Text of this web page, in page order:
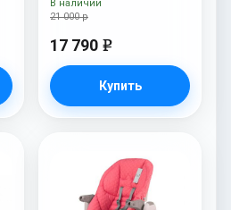
21 000 р
17 790 e
Купить
В наличии